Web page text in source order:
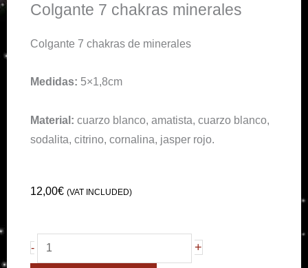
Colgante 7 chakras minerales
Colgante 7 chakras de minerales
Medidas: 5×1,8cm
Material: cuarzo blanco, amatista, cuarzo blanco,
sodalita, citrino, cornalina, jasper rojo.
12,00€ (VAT INCLUDED)
-
Colgante
7
+